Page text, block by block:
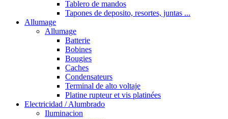
Tablero de mandos
Tapones de deposito, resortes, juntas ...
Allumage
Allumage
Batterie
Bobines
Bougies
Caches
Condensateurs
Terminal de alto voltaje
Platine rupteur et vis platinées
Electricidad / Alumbrado
Iluminacion